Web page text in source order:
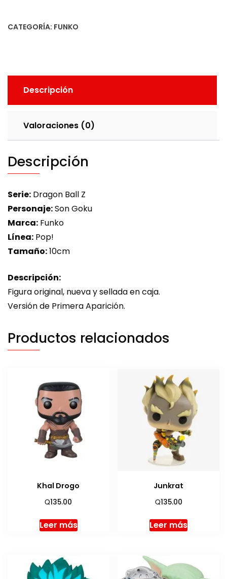
CATEGORÍA: FUNKO
Descripción
Valoraciones (0)
Descripción
Serie: Dragon Ball Z
Personaje:Son Goku
Marca: Funko
Línea: Pop!
Tamaño:10cm
Descripción:
Figura original, nueva y sellada en caja.
Versión de Primera Aparición.
Productos relacionados
Khal Drogo
Q135.00
Leer más
Junkrat
Q135.00
Leer más